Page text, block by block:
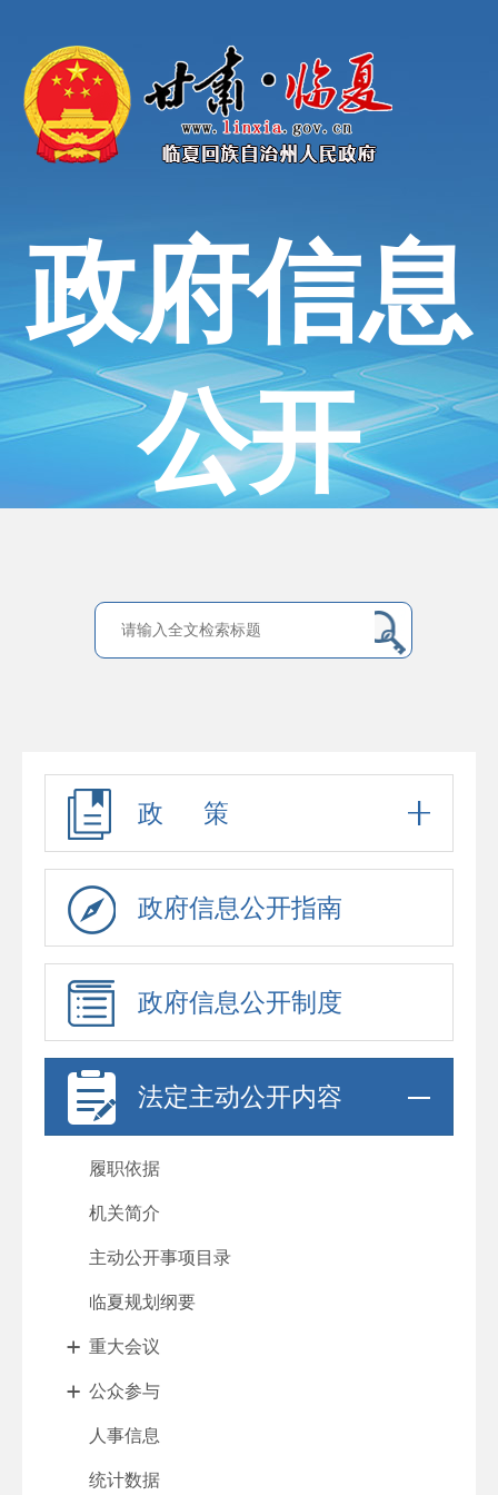
政府信息
公开
政 策
政府信息公开指南
政府信息公开制度
法定主动公开内容
履职依据
机关简介
主动公开事项目录
临夏规划纲要
重大会议
公众参与
人事信息
统计数据